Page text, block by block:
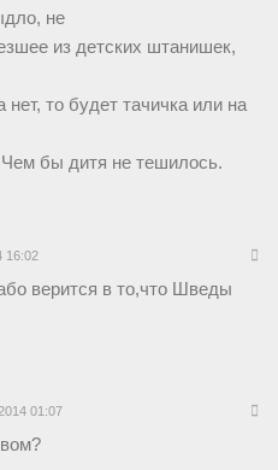
не
из детских штанишек,
нет, то будет тачичка или на
бы дитя не тешилось.
16:02
верится в то,что Шведы
01:07